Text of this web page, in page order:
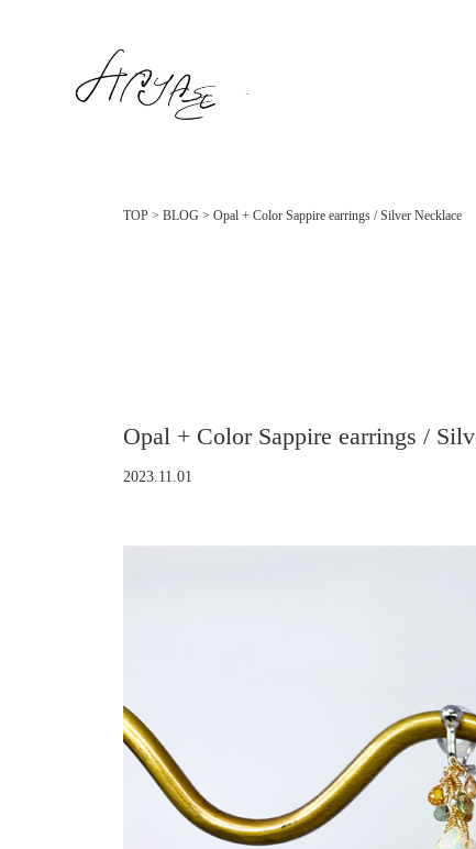
TOP > BLOG > Opal + Color Sappire earrings / Silver Necklace
Opal + Color Sappire earrings /
2023.11.01